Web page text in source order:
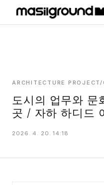
PROJECTS
MASILWIDE
ARCHITECTURE PROJECT/
도시의 업무와 문
곳 / 자하 하디드
2026. 4. 20. 14:18